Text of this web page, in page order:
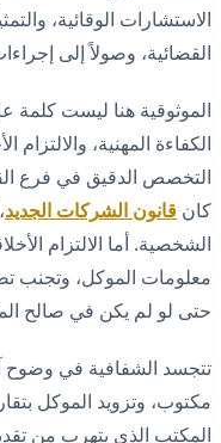
الاستشارات الوقائية،
القضائية، وصولاً إلى
الموثوقية هنا ليست كلمة
الكفاءة المهنية، والالتزام
التخصص الدقيق في فرع
كان قانون الشركات الجديد
الشخصية. أما الالتزام
معلومات الموكل، وتجنب
حتى لو لم يكن في صالح
تتجسد الشفافية في وضوح
مكتوب، وتزويد الموكل
المكتب الذي يتهرب من